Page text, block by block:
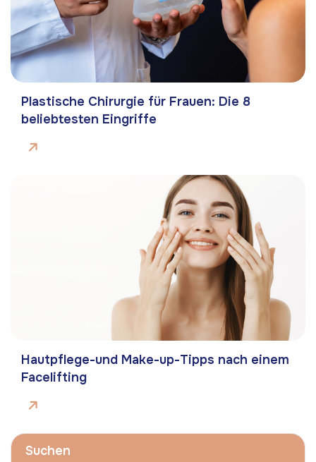
Plastische Chirurgie für Frauen: Die 8
beliebtesten Eingriffe
Hautpflege-und Make-up-Tipps nach einem
Facelifting
Suchen